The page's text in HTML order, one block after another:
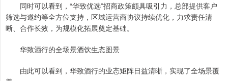
同时可以看到，“华致优选”招商政策颇具吸引力，总部提供客户
筛选与邀约等全方位支持，区域运营商协议持续优化，力求责任清
晰、合作长效，为规模化拓展奠定基础。
华致酒行的全场景酒饮生态图景
由此可以看到，华致酒行的业态矩阵日益清晰，实现了全场景覆